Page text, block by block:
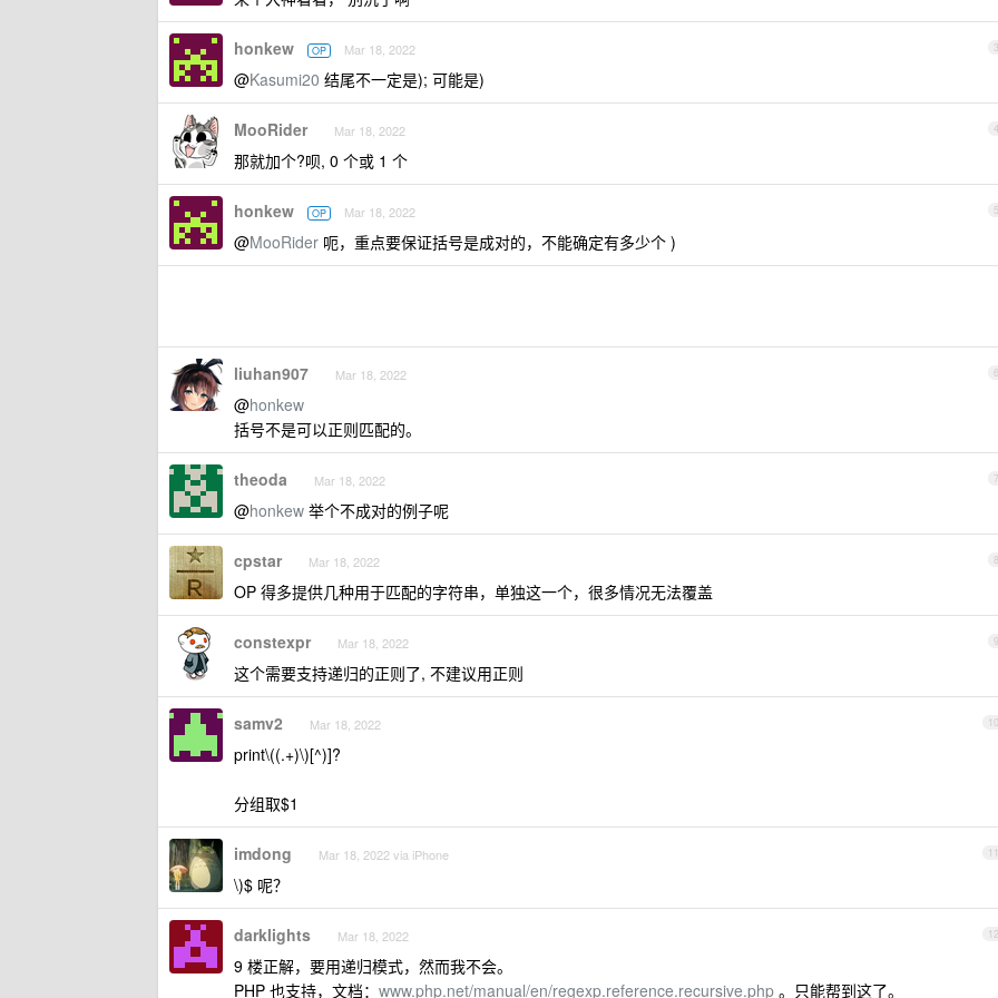
3
honkew OP Mar 18, 2022
@Kasumi20 结尾不一定是); 可能是)
4
MooRider Mar 18, 2022
那就加个?呗, 0 个或 1 个
5
honkew OP Mar 18, 2022
@MooRider 呃，重点要保证括号是成对的，不能确定有多少个 )
6
liuhan907 Mar 18, 2022
@honkew
括号不是可以正则匹配的。
7
theoda Mar 18, 2022
@honkew 举个不成对的例子呢
8
cpstar Mar 18, 2022
OP 得多提供几种用于匹配的字符串，单独这一个，很多情况无法覆盖
9
constexpr Mar 18, 2022
这个需要支持递归的正则了, 不建议用正则
10
samv2 Mar 18, 2022
print\((.+)\)[^)]?
分组取$1
11
imdong Mar 18, 2022 via iPhone
\)$ 呢？
12
darklights Mar 18, 2022
9 楼正解，要用递归模式，然而我不会。
PHP 也支持，文档： www.php.net/manual/en/regexp.reference.recursive.php 。只能帮到这了。